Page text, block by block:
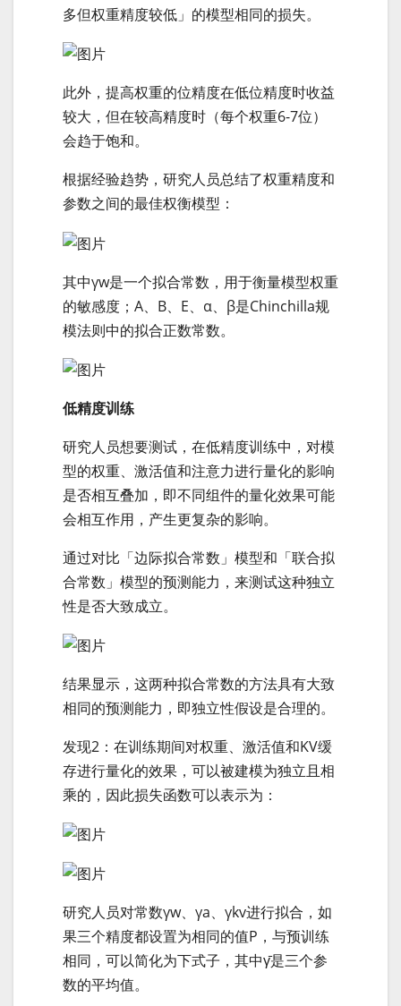
多但权重精度较低」的模型相同的损失。
此外，提高权重的位精度在低位精度时收益
较大，但在较高精度时（每个权重6-7位）
会趋于饱和。
根据经验趋势，研究人员总结了权重精度和
参数之间的最佳权衡模型：
其中γw是一个拟合常数，用于衡量模型权重
的敏感度；A、B、E、α、β是Chinchilla规
模法则中的拟合正数常数。
低精度训练
研究人员想要测试，在低精度训练中，对模
型的权重、激活值和注意力进行量化的影响
是否相互叠加，即不同组件的量化效果可能
会相互作用，产生更复杂的影响。
通过对比「边际拟合常数」模型和「联合拟
合常数」模型的预测能力，来测试这种独立
性是否大致成立。
结果显示，这两种拟合常数的方法具有大致
相同的预测能力，即独立性假设是合理的。
发现2：在训练期间对权重、激活值和KV缓
存进行量化的效果，可以被建模为独立且相
乘的，因此损失函数可以表示为：
研究人员对常数γw、γa、γkv进行拟合，如
果三个精度都设置为相同的值P，与预训练
相同，可以简化为下式子，其中γ̄是三个参
数的平均值。